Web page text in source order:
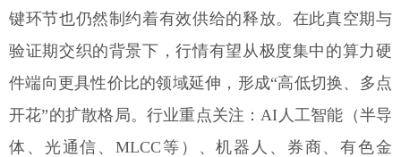
键环节也仍然制约着有效供给的释放。在此真空期与
验证期交织的背景下，行情有望从极度集中的算力硬
件端向更具性价比的领域延伸，形成“高低切换、多点
开花”的扩散格局。行业重点关注：AI人工智能（半导
体、光通信、MLCC等）、机器人、券商、有色金